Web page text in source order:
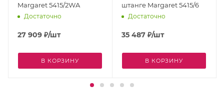
Margaret 5415/2WA
Достаточно
27 909 ₽/шт
В КОРЗИНУ
штанге Margaret 5415/6
Достаточно
35 487 ₽/шт
В КОРЗИНУ